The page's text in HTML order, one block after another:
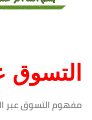
التسوق
مفهوم التسوق عبر